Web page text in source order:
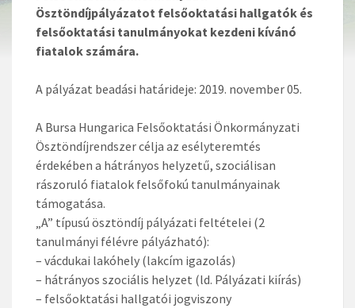
Ösztöndíjpályázatot felsőoktatási hallgatók és
felsőoktatási tanulmányokat kezdeni kívánó
fiatalok számára.
A pályázat beadási határideje: 2019. november 05.
A Bursa Hungarica Felsőoktatási Önkormányzati
Ösztöndíjrendszer célja az esélyteremtés
érdekében a hátrányos helyzetű, szociálisan
rászoruló fiatalok felsőfokú tanulmányainak
támogatása.
„A” típusú ösztöndíj pályázati feltételei (2
tanulmányi félévre pályázható):
– vácdukai lakóhely (lakcím igazolás)
– hátrányos szociális helyzet (ld. Pályázati kiírás)
– felsőoktatási hallgatói jogviszony